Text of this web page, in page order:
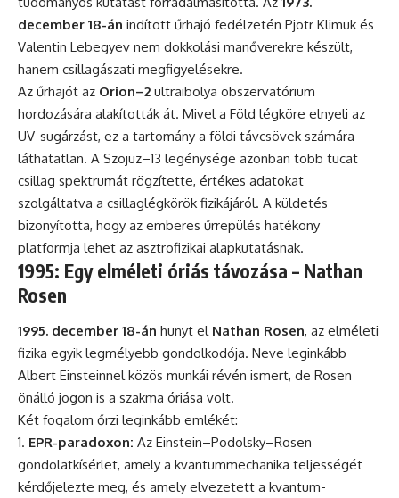
december 18-án indított űrhajó fedélzetén Pjotr Klimuk és
Valentin Lebegyev nem dokkolási manőverekre készült,
hanem csillagászati megfigyelésekre.
Az űrhajót az Orion–2 ultraibolya obszervatórium
hordozására alakították át. Mivel a Föld légköre elnyeli az
UV-sugárzást, ez a tartomány a földi távcsövek számára
láthatatlan. A Szojuz–13 legénysége azonban több tucat
csillag spektrumát rögzítette, értékes adatokat
szolgáltatva a csillaglégkörök fizikájáról. A küldetés
bizonyította, hogy az emberes űrrepülés hatékony
platformja lehet az asztrofizikai alapkutatásnak.
1995: Egy elméleti óriás távozása – Nathan
Rosen
1995. december 18-án hunyt el Nathan Rosen, az elméleti
fizika egyik legmélyebb gondolkodója. Neve leginkább
Albert Einsteinnel közös munkái révén ismert, de Rosen
önálló jogon is a szakma óriása volt.
Két fogalom őrzi leginkább emlékét:
EPR-paradoxon: Az Einstein–Podolsky–Rosen
gondolatkísérlet, amely a kvantummechanika teljességét
kérdőjelezte meg, és amely elvezetett a kvantum-